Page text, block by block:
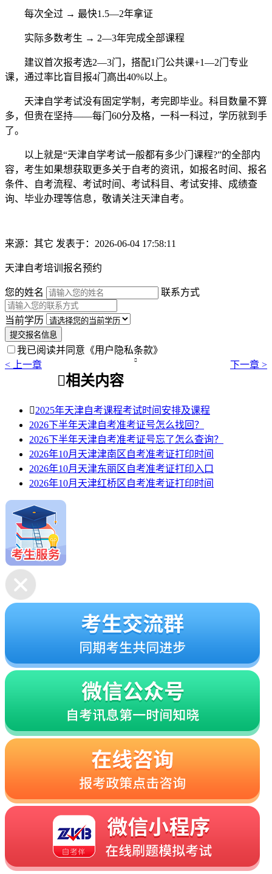
每次全过 → 最快1.5—2年拿证
实际多数考生 → 2—3年完成全部课程
建议首次报考选2—3门，搭配1门公共课+1—2门专业
课，通过率比盲目报4门高出40%以上。
天津自学考试没有固定学制，考完即毕业。科目数量不算
多，但贵在坚持——每门60分及格，一科一科过，学历就到手
了。
以上就是“天津自学考试一般都有多少门课程?”的全部内
容，考生如果想获取更多关于自考的资讯，如报名时间、报名
条件、自考流程、考试时间、考试科目、考试安排、成绩查
询、毕业办理等信息，敬请关注天津自考。
来源：其它 发表于：2026-06-04 17:58:11
天津自考培训报名预约
您的姓名 联系方式
当前学历
提交报名信息
我已阅读并同意 《用户隐私条款》
< 上一章
 下一章 >
相关内容
2025年天津自考课程考试时间安排及课程
2026下半年天津自考准考证号怎么找回？
2026下半年天津自考准考证号忘了怎么查询？
2026年10月天津津南区自考准考证打印时间
2026年10月天津东丽区自考准考证打印入口
2026年10月天津红桥区自考准考证打印时间